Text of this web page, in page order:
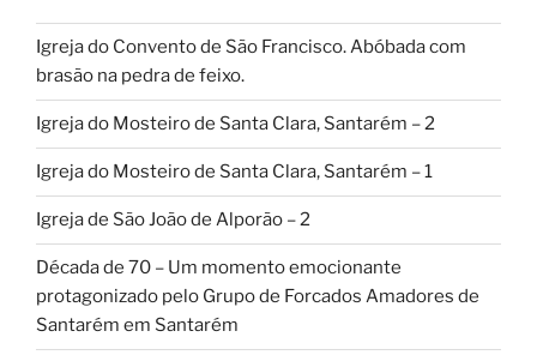
Igreja do Convento de São Francisco. Abóbada com
brasão na pedra de feixo.
Igreja do Mosteiro de Santa Clara, Santarém – 2
Igreja do Mosteiro de Santa Clara, Santarém – 1
Igreja de São João de Alporão – 2
Década de 70 – Um momento emocionante
protagonizado pelo Grupo de Forcados Amadores de
Santarém em Santarém